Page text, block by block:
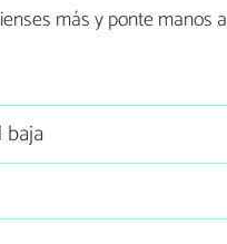
más y ponte manos a